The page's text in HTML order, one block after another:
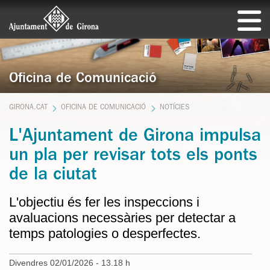
Oficina de Comunicació
GIRONA.CAT OFICINA DE COMUNICACIÓ NOTÍCIES
L'Ajuntament de Girona impulsa
un pla per revisar tots els ponts
de la ciutat
L'objectiu és fer les inspeccions i
avaluacions necessàries per detectar a
temps patologies o desperfectes.
Divendres 02/01/2026 - 13.18 h